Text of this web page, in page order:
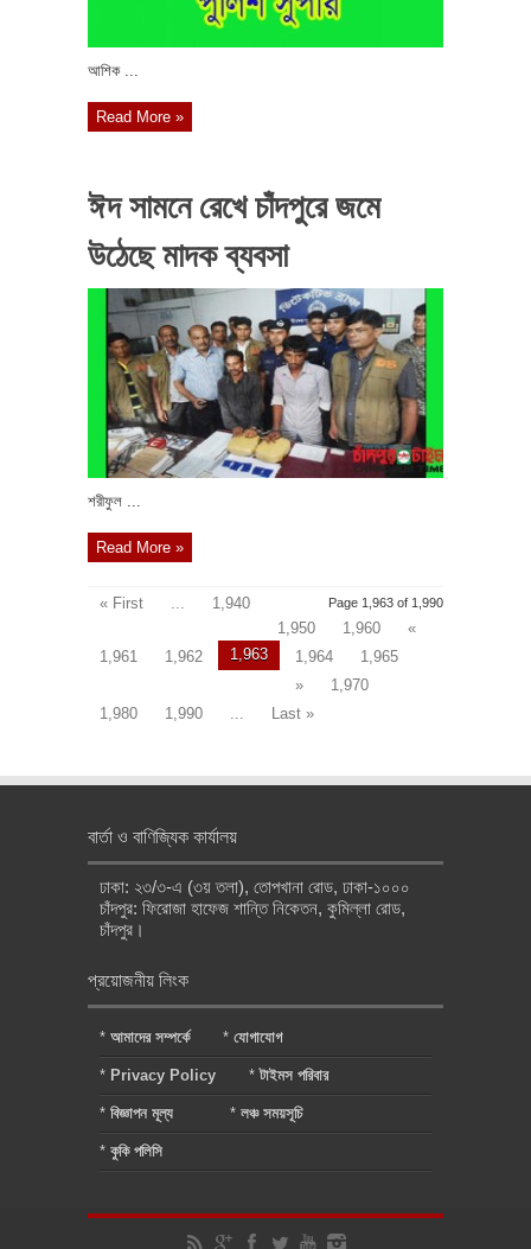
আশিক ...
Read More »
ঈদ সামনে রেখে চাঁদপুরে জমে
উঠেছে মাদক ব্যবসা
শরীফুল ...
Read More »
Page 1,963 of 1,990
« First
1,940
1,950
1,960
«
1,961
1,962 1,963 1,964
1,965
»
1,970
1,980
1,990 Last »
বার্তা ও বাণিজ্যিক কার্যালয়
ঢাকা: ২৩/৩-এ (৩য় তলা), তোপখানা রোড, ঢাকা-১০০০
চাঁদপুর: ফিরোজা হাফেজ শান্তি নিকেতন, কুমিল্লা রোড,
চাঁদপুর।
প্রয়োজনীয় লিংক
* আমাদের সম্পর্কে * যোগাযোগ
* Privacy Policy *টাইমস পরিবার
* বিজ্ঞাপন মূল্য * লঞ্চ সময়সূচি
* কুকি পলিসি